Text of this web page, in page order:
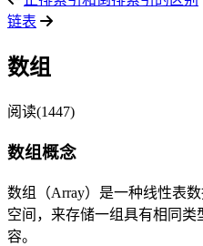
链表
数组
阅读(1447)
数组概念
数组（Array）是一种线性表
空间，来存储一组具有相同
容。